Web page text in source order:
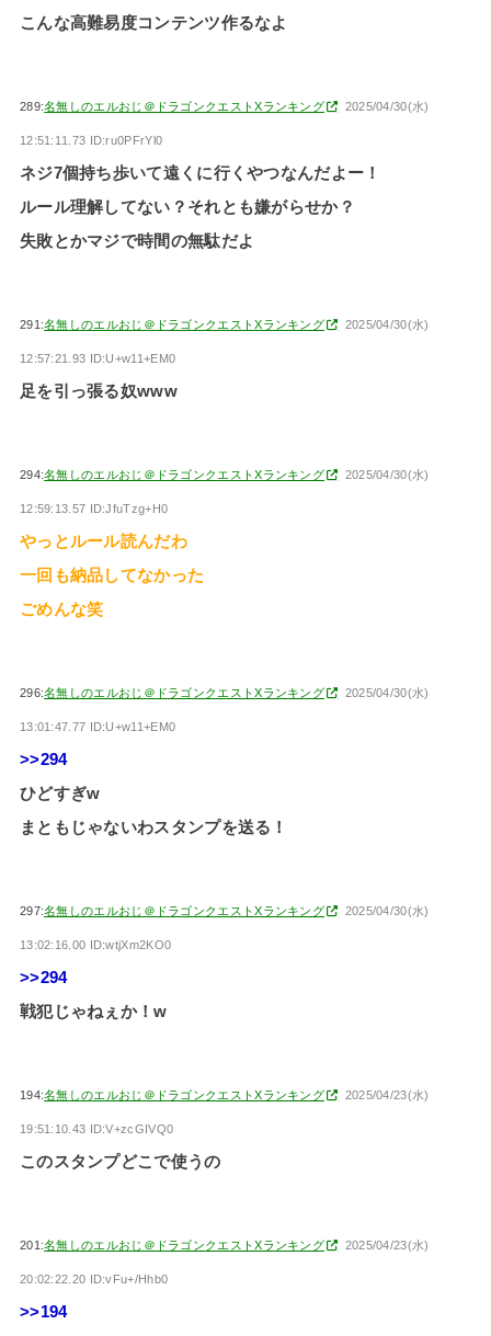
こんな高難易度コンテンツ作るなよ
289:名無しのエルおじ＠ドラゴンクエストXランキング 2025/04/30(水)
12:51:11.73 ID:ru0PFrYl0
ネジ7個持ち歩いて遠くに行くやつなんだよー！
ルール理解してない？それとも嫌がらせか？
失敗とかマジで時間の無駄だよ
291:名無しのエルおじ＠ドラゴンクエストXランキング 2025/04/30(水)
12:57:21.93 ID:U+w11+EM0
足を引っ張る奴www
294:名無しのエルおじ＠ドラゴンクエストXランキング 2025/04/30(水)
12:59:13.57 ID:JfuTzg+H0
やっとルール読んだわ
一回も納品してなかった
ごめんな笑
296:名無しのエルおじ＠ドラゴンクエストXランキング 2025/04/30(水)
13:01:47.77 ID:U+w11+EM0
>>294
ひどすぎw
まともじゃないわスタンプを送る！
297:名無しのエルおじ＠ドラゴンクエストXランキング 2025/04/30(水)
13:02:16.00 ID:wtjXm2KO0
>>294
戦犯じゃねぇか！w
194:名無しのエルおじ＠ドラゴンクエストXランキング 2025/04/23(水)
19:51:10.43 ID:V+zcGIVQ0
このスタンプどこで使うの
201:名無しのエルおじ＠ドラゴンクエストXランキング 2025/04/23(水)
20:02:22.20 ID:vFu+/Hhb0
>>194